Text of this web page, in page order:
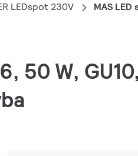
LEDspot 230V MAS LED
50 W,